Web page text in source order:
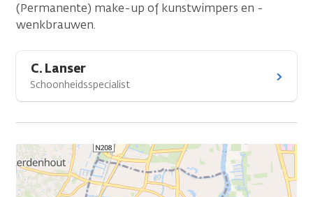
(Permanente) make-up of kunstwimpers en -
wenkbrauwen.
C. Lanser
Schoonheidsspecialist